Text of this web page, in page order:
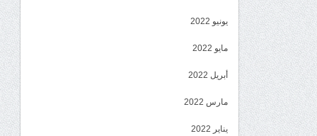
يونيو 2022
مايو 2022
أبريل 2022
مارس 2022
يناير 2022